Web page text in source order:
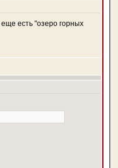
есть "озеро горных